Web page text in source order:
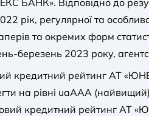
БАНК». Відповідно до
рік, регулярної та
та окремих форм
березень 2023 року,
кредитний рейтинг АТ
на рівні uaAAА
кредитний рейтинг АТ